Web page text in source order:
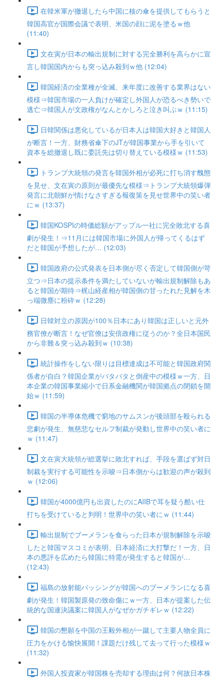
在韓米軍が撤退したら中国に核の傘を提供してもらうと
韓国高官が国際会議で表明、米国の顔に泥を塗るｗ他
(11:40)
文在寅が日本の輸出規制に対する完全勝利を高らかに宣
言し韓国国内からも突っ込み殺到ｗ他 (12:04)
韓国経済の全業種が全滅、来年度に改善する業界はない
模様⇒韓国市場の一人負けが確定し外国人が恐るべき勢いで
逃亡⇒韓国人が文政権がなんとかしろと泣き叫ぶｗ (11:15)
日韓関係は悪化しているが日本人は韓国大好きと韓国人
が断言！一方、財務省傘下のJTが韓国事業から手を引いて
資本を総撤退し既に委託先は切り替えている模様ｗ (11:53)
トランプ大統領の発言を韓国外相が必死に打ち消す醜態
を見せ、文在寅の原則が最優先な模様⇒トランプ大統領爆弾
発言に北朝鮮が情けなさすぎる報復策を見せ世界中の笑い者
にｗ (13:37)
韓国KOSPIの時価総額がアップル一社に完全敗北する喜
劇が発生！⇒11月には韓国市場に外国人が帰ってくるはず
だと韓国が予想したが… (12:03)
韓国政府の公式発表を日本側が尽く否定して韓国側が苛
立つ⇒日本の提示条件を満たしていないが輸出規制解除もあ
ると韓国が期待⇒梶山経産相が韓国側の甘ったれた見解を木
っ端微塵に粉砕ｗ (12:28)
日韓対立の原因が100％日本にあり韓国は正しいと元外
務官僚が断言！なぜ官僚は安倍政権に従うのか？全日本国民
から非難＆突っ込み殺到ｗ (10:38)
統計操作をしない限りは目標達成は不可能と韓国政府関
係者が自白？韓国企業がバタバタと倒産中の模様ｗ一方、日
本企業の韓国事業縮小で日系金融機関が韓国拠点の閉鎖を開
始ｗ (11:59)
韓国の半導体危機で窮地のサムスンが後頭部を殴られる
悲劇が発生、無慈悲なセルフ制裁が発動し世界中の笑い者に
ｗ (11:47)
文在寅大統領が総選挙に敗北すれば、手段を選ばず対日
制裁を実行する可能性を示唆⇒日本側からは歓迎の声が殺到
ｗ (12:06)
韓国が4000億円も出資したのにAIIBで耳を疑う酷い仕
打ちを受けていると判明！世界中の笑い者にｗ (11:44)
輸出規制でブーメランを食らった日本が規制解除を示唆
したと韓国マスコミが表明、日本経済に大打撃だ！一方、日
本の悪評を広めたら韓国に特需が発生すると韓国が…
(12:43)
福島の放射能バッシングが韓国へのブーメランになる喜
劇が発生！韓国製原発の致命傷にｗ一方、日本が提案した伝
統的な国連決議案に韓国人がなぜかガチギレｗ (12:22)
韓国の懇願を中国の王毅外相が一蹴して主要人物全員に
圧力をかける愉快展開！課題だけ残して去って行った模様ｗ
(11:32)
外国人投資家が韓国株を売却する理由は何？何故日本株